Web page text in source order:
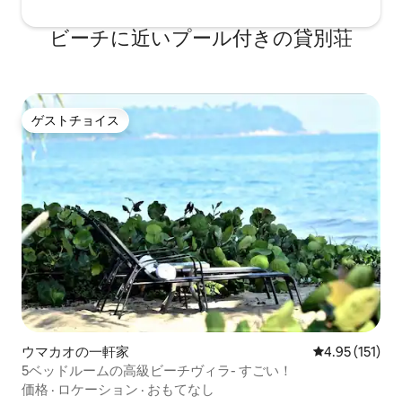
ビーチに近いプール付きの貸別荘
ゲストチョイス
ゲストチョイス
ウマカオの一軒家 レビュー151
4.95 (151)
5ベッドルームの高級ビーチヴィラ- すごい！
価格 · ロケーション · おもてなし